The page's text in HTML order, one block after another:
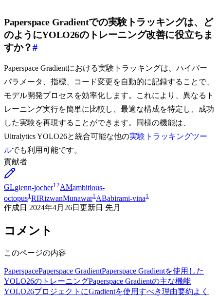
Paperspace Gradientでの実験トラッキングは、ど
のようにYOLO26のトレーニング改善に役立ちま
すか？#
Paperspace Gradientにおける実験トラッキングは、ハイパー
パラメータ、指標、コード変更を自動的に記録することで、
モデル開発プロセスを効率化します。これにより、異なるト
レーニング実行を簡単に比較し、最適な構成を特定し、成功
した実験を再現することができます。同様の機能は、
Ultralytics YOLO26と統合可能な他の実験トラッキングツー
ルでも利用可能です。
貢献者
GLglenn-jocher12AMambitious-
octopus1 RIRizwanMunawar1 ABabirami-vina1
作成日 2024年4月26日 更新日 先月
コメント
このページの内容
PaperspacePaperspace GradientPaperspace Gradientを使用した
YOLO26のトレーニングPaperspace Gradientの主な機能
YOLO26プロジェクトにGradientを使用すべき理由要約よく